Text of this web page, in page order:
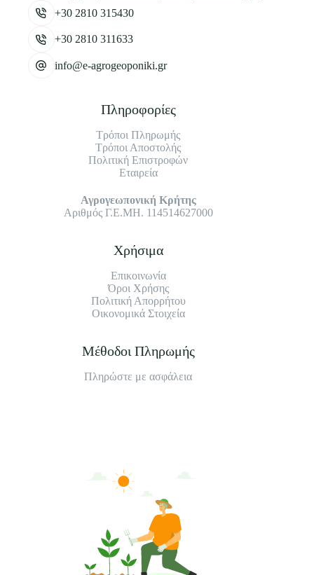
+30 2810 315430
+30 2810 311633
info@e-agrogeoponiki.gr
Πληροφορίες
Τρόποι Πληρωμής
Τρόποι Αποστολής
Πολιτική Επιστροφών
Εταιρεία
Αγρογεωπονική Κρήτης
Αριθμός Γ.Ε.ΜΗ. 114514627000
Χρήσιμα
Επικοινωνία
Όροι Χρήσης
Πολιτική Απορρήτου
Οικονομικά Στοιχεία
Μέθοδοι Πληρωμής
Πληρώστε με ασφάλεια